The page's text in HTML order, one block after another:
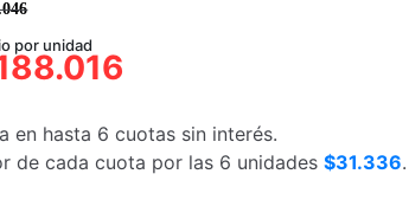
por unidad
en hasta 6 cuotas sin interés.
de cada cuota por las 6 unidades$31.336.